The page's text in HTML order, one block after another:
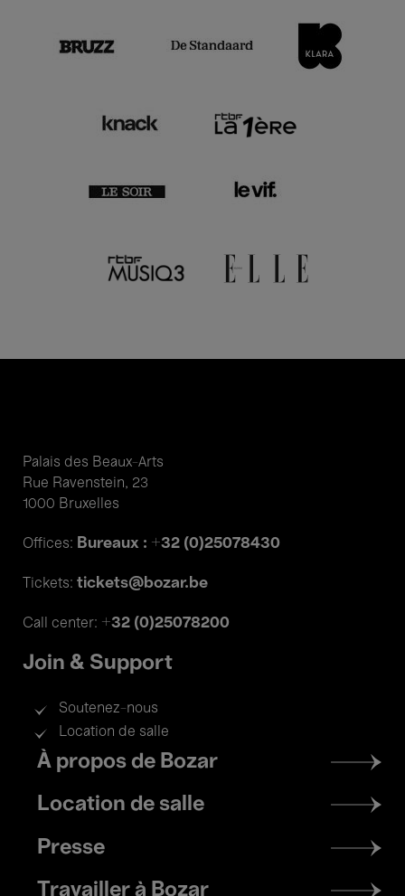
Palais des Beaux-Arts
Rue Ravenstein, 23
1000 Bruxelles
Offices: Bureaux : +32 (0)25078430
Tickets: tickets@bozar.be
Call center: +32 (0)25078200
Join & Support
Soutenez-nous
Location de salle
Footer
menu
À propos de Bozar
Location de salle
Presse
Travailler à Bozar